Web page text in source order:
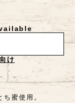
け
蜜使用。